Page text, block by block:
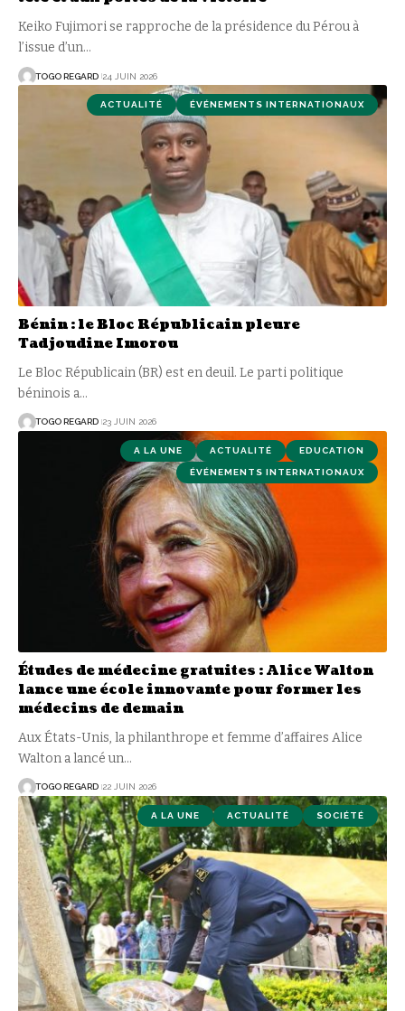
Keiko Fujimori se rapproche de la présidence du Pérou à
l’issue d’un…
TOGO REGARD 24 JUIN 2026
ACTUALITÉ ÉVÉNEMENTS INTERNATIONAUX
Bénin : le Bloc Républicain pleure
Tadjoudine Imorou
Le Bloc Républicain (BR) est en deuil. Le parti politique
béninois a…
TOGO REGARD 23 JUIN 2026
A LA UNE ACTUALITÉ EDUCATION
ÉVÉNEMENTS INTERNATIONAUX
Études de médecine gratuites : Alice Walton
lance une école innovante pour former les
médecins de demain
Aux États-Unis, la philanthrope et femme d’affaires Alice
Walton a lancé un…
TOGO REGARD 22 JUIN 2026
A LA UNE ACTUALITÉ SOCIÉTÉ